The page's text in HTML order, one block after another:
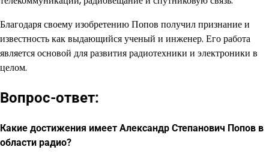
Благодаря своему изобретению Попов получил признание и
известность как выдающийся ученый и инженер. Его работа
является основой для развития радиотехники и электроники в
целом.
Вопрос-ответ:
Какие достижения имеет Александр Степанович Попов в
области радио?